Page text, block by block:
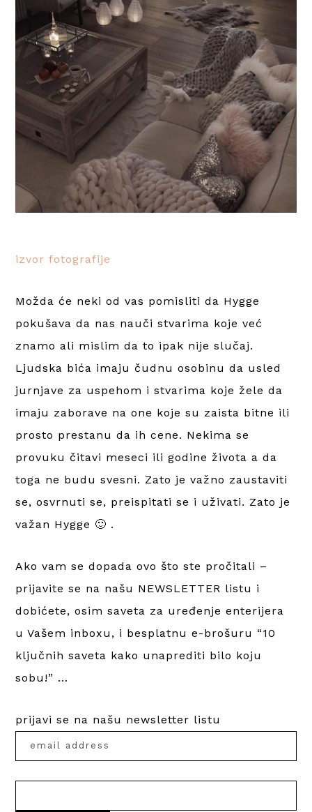
izvor fotografije
Možda će neki od vas pomisliti da Hygge
pokušava da nas nauči stvarima koje već
znamo ali mislim da to ipak nije slučaj.
Ljudska bića imaju čudnu osobinu da usled
jurnjave za uspehom i stvarima koje žele da
imaju zaborave na one koje su zaista bitne ili
prosto prestanu da ih cene. Nekima se
provuku čitavi meseci ili godine života a da
toga ne budu svesni. Zato je važno zaustaviti
se, osvrnuti se, preispitati se i uživati. Zato je
važan Hygge 🙂 .
Ako vam se dopada ovo što ste pročitali –
prijavite se na našu NEWSLETTER listu i
dobićete, osim saveta za uređenje enterijera
u Vašem inboxu, i besplatnu e-brošuru “10
ključnih saveta kako unaprediti bilo koju
sobu!” …
prijavi se na našu newsletter listu